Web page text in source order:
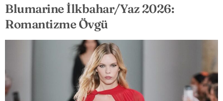
Blumarine İlkbahar/Yaz 2026:
Romantizme Övgü